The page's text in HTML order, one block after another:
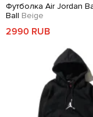
Футболка Air Jordan
Ball Beige
2990 RUB